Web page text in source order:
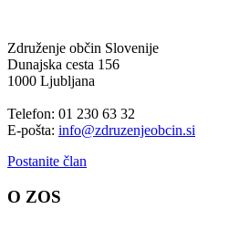
Združenje občin Slovenije
Dunajska cesta 156
1000 Ljubljana
Telefon: 01 230 63 32
E-pošta: info@zdruzenjeobcin.si
Postanite član
O ZOS